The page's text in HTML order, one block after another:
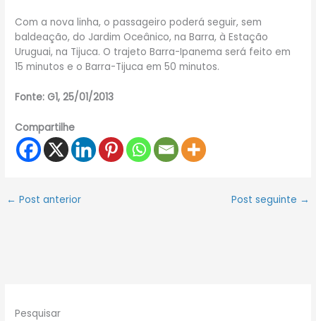
Com a nova linha, o passageiro poderá seguir, sem
baldeação, do Jardim Oceânico, na Barra, à Estação
Uruguai, na Tijuca. O trajeto Barra-Ipanema será feito em
15 minutos e o Barra-Tijuca em 50 minutos.
Fonte: G1, 25/01/2013
Compartilhe
← Post anterior Post seguinte →
Pesquisar